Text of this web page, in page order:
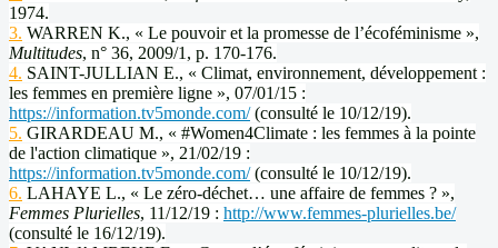
1974.
3. WARREN K., « Le pouvoir et la promesse de l’écoféminisme »,
Multitudes, n° 36, 2009/1, p. 170-176.
4. SAINT-JULLIAN E., « Climat, environnement, développement :
les femmes en première ligne », 07/01/15 :
https://information.tv5monde.com/(consulté le 10/12/19).
5. GIRARDEAU M., « #Women4Climate : les femmes à la pointe
de l'action climatique », 21/02/19 :
https://information.tv5monde.com/(consulté le 10/12/19).
6. LAHAYE L., « Le zéro-déchet… une affaire de femmes ? »,
Femmes Plurielles, 11/12/19 : http://www.femmes-plurielles.be/
(consulté le 16/12/19).